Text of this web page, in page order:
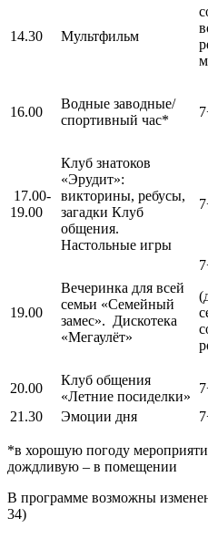
14.30 Мультфильм
16.00
Водные заводные/
спортивный час*
17.00-
19.00
Клуб знатоков
«Эрудит»:
викторины, ребусы,
загадки Клуб
общения.
Настольные игры
19.00
Вечеринка для всей
семьи «Семейный
замес». Дискотека
«Мегаулёт»
20.00
Клуб общения
«Летние посиделки»
21.30
Эмоции дня
*в хорошую погоду
дождливую – в помещении
В программе возможны
34)